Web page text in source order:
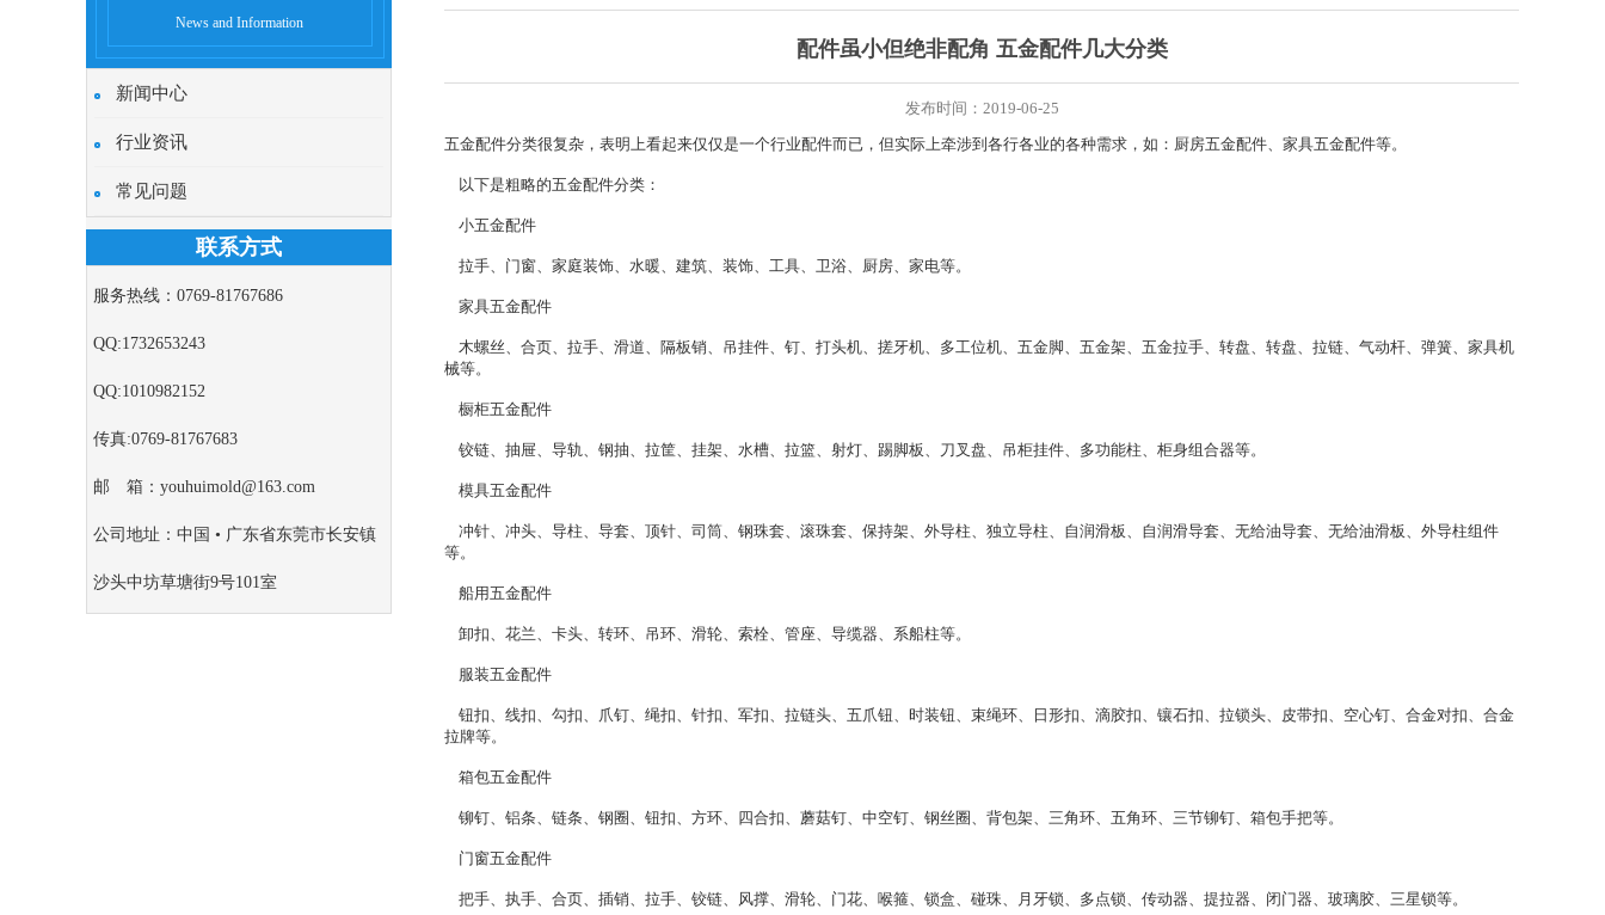
News and Information
新闻中心
行业资讯
常见问题
联系方式
服务热线：0769-81767686
QQ:1732653243
QQ:1010982152
传真:0769-81767683
邮 箱：youhuimold@163.com
公司地址：中国 • 广东省东莞市长安镇
沙头中坊草塘街9号101室
配件虽小但绝非配角 五金配件几大分类
发布时间：2019-06-25
五金配件分类很复杂，表明上看起来仅仅是一个行业配件而已，但实际上牵涉到各行各业的各种需求，如：厨房五金配件、家具五金配件等。
以下是粗略的五金配件分类：
小五金配件
拉手、门窗、家庭装饰、水暖、建筑、装饰、工具、卫浴、厨房、家电等。
家具五金配件
木螺丝、合页、拉手、滑道、隔板销、吊挂件、钉、打头机、搓牙机、多工位机、五金脚、五金架、五金拉手、转盘、转盘、拉链、气动杆、弹簧、家具机
械等。
橱柜五金配件
铰链、抽屉、导轨、钢抽、拉筐、挂架、水槽、拉篮、射灯、踢脚板、刀叉盘、吊柜挂件、多功能柱、柜身组合器等。
模具五金配件
冲针、冲头、导柱、导套、顶针、司筒、钢珠套、滚珠套、保持架、外导柱、独立导柱、自润滑板、自润滑导套、无给油导套、无给油滑板、外导柱组件
等。
船用五金配件
卸扣、花兰、卡头、转环、吊环、滑轮、索栓、管座、导缆器、系船柱等。
服装五金配件
钮扣、线扣、勾扣、爪钉、绳扣、针扣、军扣、拉链头、五爪钮、时装钮、束绳环、日形扣、滴胶扣、镶石扣、拉锁头、皮带扣、空心钉、合金对扣、合金
拉牌等。
箱包五金配件
铆钉、铝条、链条、钢圈、钮扣、方环、四合扣、蘑菇钉、中空钉、钢丝圈、背包架、三角环、五角环、三节铆钉、箱包手把等。
门窗五金配件
把手、执手、合页、插销、拉手、铰链、风撑、滑轮、门花、喉箍、锁盒、碰珠、月牙锁、多点锁、传动器、提拉器、闭门器、玻璃胶、三星锁等。